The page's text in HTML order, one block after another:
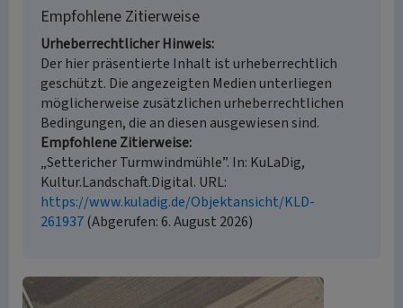
Empfohlene Zitierweise
Urheberrechtlicher Hinweis
Der hier präsentierte Inhalt ist urheberrechtlich
geschützt. Die angezeigten Medien unterliegen
möglicherweise zusätzlichen urheberrechtlichen
Bedingungen, die an diesen ausgewiesen sind.
Empfohlene Zitierweise
„Settericher Turmwindmühle”. In: KuLaDig,
Kultur.Landschaft.Digital. URL:
https://www.kuladig.de/Objektansicht/KLD-
261937(Abgerufen: 6. August 2026)